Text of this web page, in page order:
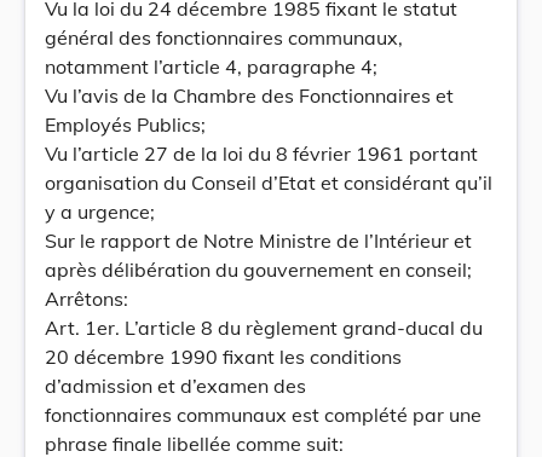
Vu la loi du 24 décembre 1985 fixant le statut
général des fonctionnaires communaux,
notamment l’article 4, paragraphe 4;
Vu l’avis de la Chambre des Fonctionnaires et
Employés Publics;
Vu l’article 27 de la loi du 8 février 1961 portant
organisation du Conseil d’Etat et considérant qu’il
y a urgence;
Sur le rapport de Notre Ministre de l’Intérieur et
après délibération du gouvernement en conseil;
Arrêtons:
Art. 1er. L’article 8 du règlement grand-ducal du
20 décembre 1990 fixant les conditions
d’admission et d’examen des
fonctionnaires communaux est complété par une
phrase finale libellée comme suit: